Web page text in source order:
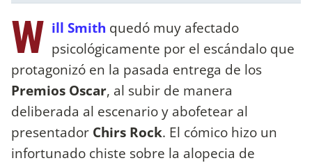
W ill Smith quedó muy afectado
psicológicamente por el escándalo que
protagonizó en la pasada entrega de los
Premios Oscar, al subir de manera
deliberada al escenario y abofetear al
presentador Chirs Rock. El cómico hizo un
infortunado chiste sobre la alopecia de